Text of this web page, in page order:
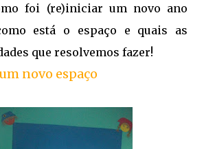
foi (re)iniciar um novo ano
está o espaço e quais as
que resolvemos fazer!
novo espaço